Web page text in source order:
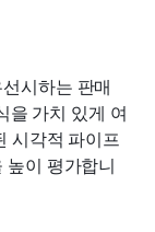
시하는 판매
을 가치 있게 여
시각적 파이프
높이 평가합니